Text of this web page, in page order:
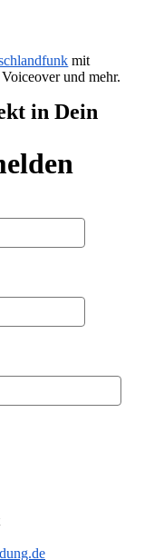
mit
und mehr.
in Dein